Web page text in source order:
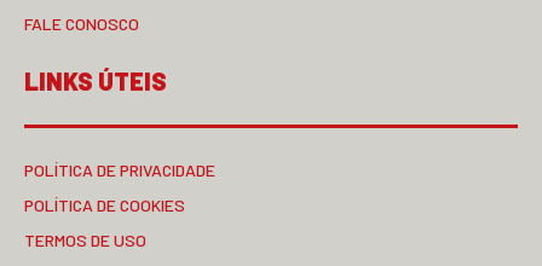
FALE CONOSCO
LINKS ÚTEIS
POLÍTICA DE PRIVACIDADE
POLÍTICA DE COOKIES
TERMOS DE USO